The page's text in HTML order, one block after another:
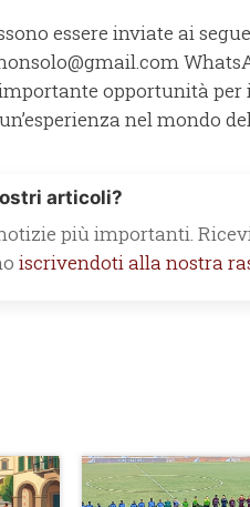
essere inviate ai
opportunità
nel mondo
articoli?
più importanti.
iscrivendoti alla nostra